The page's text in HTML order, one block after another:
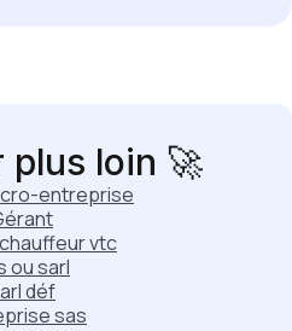
plus loin 🚀
entreprise
vtc
ou sarl
déf
sas